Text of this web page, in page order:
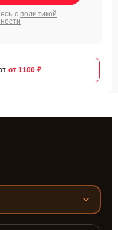
с политикой
от 1100 ₽